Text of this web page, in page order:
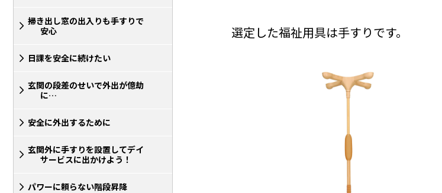
掃き出し窓の出入りも手すりで
安心
日課を安全に続けたい
玄関の段差のせいで外出が億劫
に…
安全に外出するために
玄関外に手すりを設置してデイ
サービスに出かけよう！
パワーに頼らない階段昇降
選定した福祉用具は手すりです。